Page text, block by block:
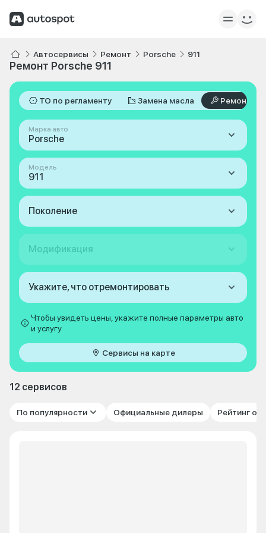
Автосервисы Ремонт Porsche 911
Ремонт Porsche 911
ТО по регламенту Замена масла Ремонт
Марка авто
Porsche
Модель
911
Поколение
Модификация
Укажите, что отремонтировать
Чтобы увидеть цены, укажите полные параметры авто
и услугу
Сервисы на карте
12 сервисов
По популярности Официальные дилеры Рейтинг